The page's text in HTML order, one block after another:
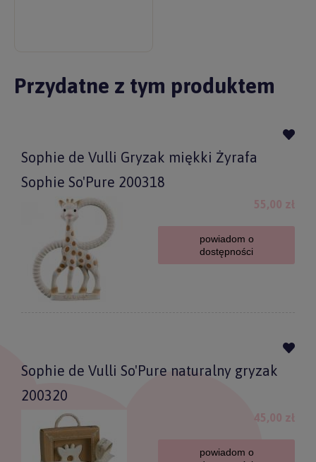
Przydatne z tym produktem
Sophie de Vulli Gryzak miękki Żyrafa
Sophie So'Pure 200318
55,00 zł
powiadom o
dostępności
Sophie de Vulli So'Pure naturalny gryzak
200320
45,00 zł
powiadom o